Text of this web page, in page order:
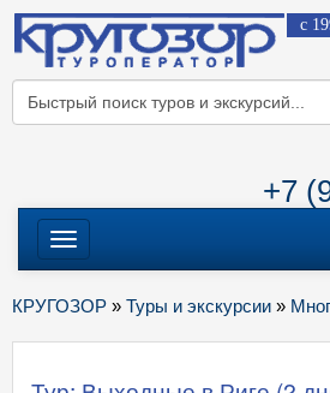
с
+7
Меню
КРУГОЗОР » Туры и экскурсии »